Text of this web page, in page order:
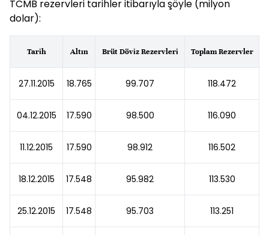
TCMB rezervleri tarihler itibarıyla şöyle (milyon
dolar):
Tarih Altın Brüt Döviz Rezervleri Toplam Rezervler
27.11.2015 18.765 99.707 118.472
04.12.2015 17.590 98.500 116.090
11.12.2015 17.590 98.912 116.502
18.12.2015 17.548 95.982 113.530
25.12.2015 17.548 95.703 113.251